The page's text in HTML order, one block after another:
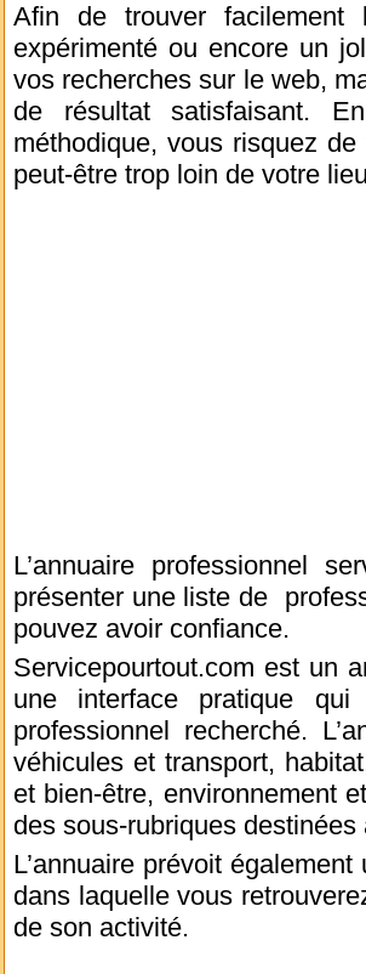
Afin de trouver facilement
expérimenté ou encore un
vos recherches sur le web,
de résultat satisfaisant.
méthodique, vous risquez
peut-être trop loin de votre
L’annuaire professionnel
présenter une liste de
pouvez avoir confiance.
Servicepourtout.com est un
une interface pratique
professionnel recherché.
véhicules et transport,
et bien-être, environnement
des sous-rubriques
L’annuaire prévoit
dans laquelle vous
de son activité.